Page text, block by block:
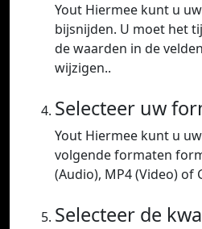
Yout Hiermee kunt u
bijsnijden. U moet het
de waarden in de
wijzigen..
Selecteer uw
Yout Hiermee kunt u
volgende formaten
(Audio), MP4 (Video) of
Selecteer de